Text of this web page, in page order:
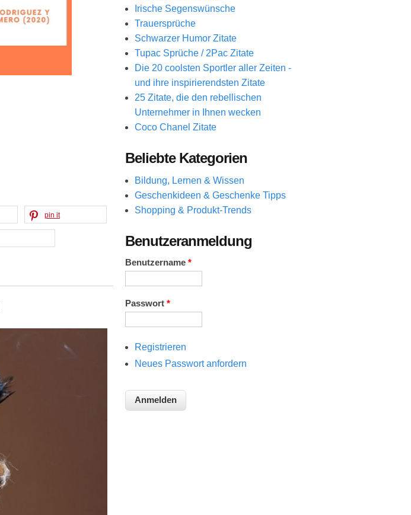
pin it
Irische Segenswünsche
Trauersprüche
Schwarzer Humor Zitate
Tupac Sprüche / 2Pac Zitate
Die 20 coolsten Sportler aller Zeiten -
und ihre inspirierendsten Zitate
25 Zitate, die den rebellischen
Unternehmer in Ihnen wecken
Coco Chanel Zitate
Beliebte Kategorien
Bildung, Lernen & Wissen
Geschenkideen & Geschenke Tipps
Shopping & Produkt-Trends
Benutzeranmeldung
Benutzername *
Passwort *
Registrieren
Neues Passwort anfordern